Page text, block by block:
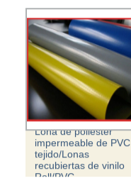
Lona de poliéster
impermeable de PVC
tejido/Lonas
recubiertas de vinilo
Roll/PVC